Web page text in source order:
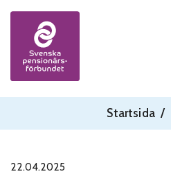
Skip to content
Startsida /
22.04.2025